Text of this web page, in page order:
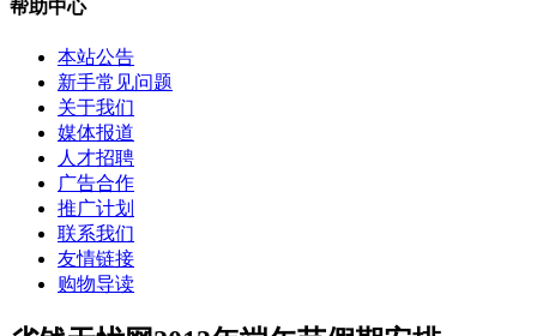
帮助中心
本站公告
新手常见问题
关于我们
媒体报道
人才招聘
广告合作
推广计划
联系我们
友情链接
购物导读